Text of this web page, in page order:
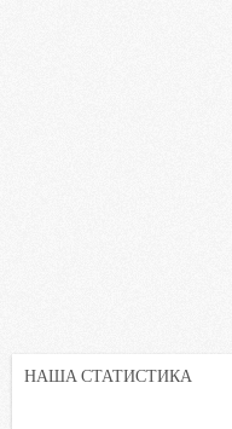
НАША СТАТИСТИКА